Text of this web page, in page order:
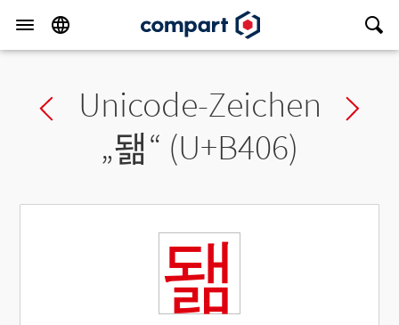
Previous char
Unicode-Zeichen
„됆“ (U+B406)
됆